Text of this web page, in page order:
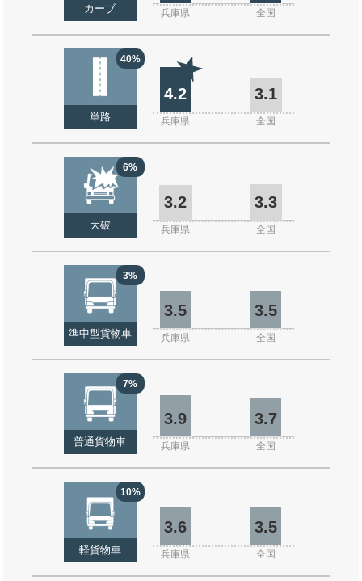
カーブ 兵庫県 全国
40%
単路
4.2 3.1
兵庫県 全国
6%
大破
3.2 3.3
兵庫県 全国
3%
準中型貨物車
3.5 3.5
兵庫県 全国
7%
普通貨物車
3.9 3.7
兵庫県 全国
10%
軽貨物車
3.6 3.5
兵庫県 全国